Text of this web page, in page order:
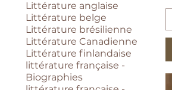
Littérature anglaise
Littérature belge
Littérature brésilienne
Littérature Canadienne
Littérature finlandaise
littérature française -
Biographies